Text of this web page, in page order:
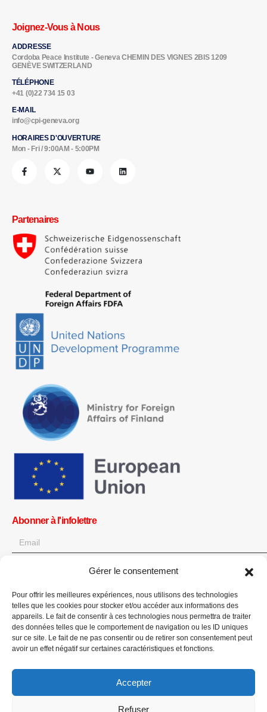
Gérer le consentement
Pour offrir les meilleures expériences, nous utilisons des technologies
telles que les cookies pour stocker et/ou accéder aux informations des
appareils. Le fait de consentir à ces technologies nous permettra de traiter
des données telles que le comportement de navigation ou les ID uniques
sur ce site. Le fait de ne pas consentir ou de retirer son consentement peut
avoir un effet négatif sur certaines caractéristiques et fonctions.
Accepter
Refuser
Joignez-Vous à Nous
ADDRESSE
Cordoba Peace Institute - Geneva CHEMIN DES VIGNES 2BIS 1209
GENÈVE SWITZERLAND
TÉLÉPHONE
+41 (0)22 734 15 03
E-MAIL
info@cpi-geneva.org
HORAIRES D'OUVERTURE
Mon - Fri / 9:00AM - 5:00PM
Partenaires
Abonner à l'infolettre
Obtenez toutes les dernières informations sur les actualités, les
événements et les mises à jour. Inscrivez-vous à l'infolettre.
Faites un don